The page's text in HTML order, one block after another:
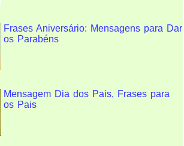
Frases Aniversário: Mensagens para Dar
os Parabéns
Mensagem Dia dos Pais, Frases para
os Pais